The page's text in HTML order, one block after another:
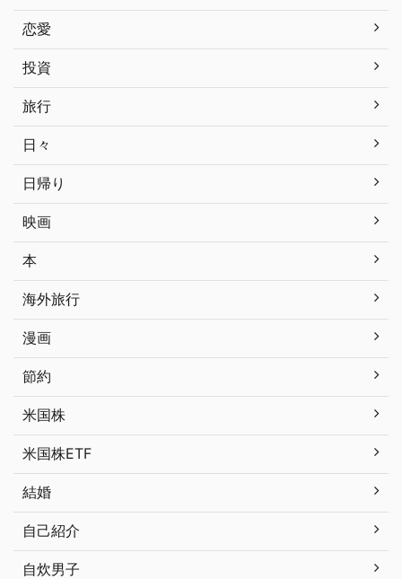
恋愛
投資
旅行
日々
日帰り
映画
本
海外旅行
漫画
節約
米国株
米国株ETF
結婚
自己紹介
自炊男子